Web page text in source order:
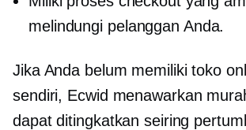
melindungi pelanggan Anda.
Jika Anda belum memiliki toko
sendiri, Ecwid menawarkan
dapat ditingkatkan seiring